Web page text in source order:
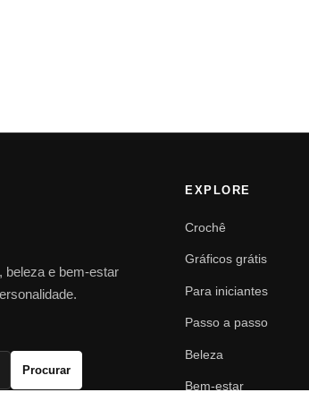
beleza e bem-estar
Procurar
EXPLORE
Crochê
Gráficos grátis
Para iniciantes
Passo a passo
Beleza
Bem-estar